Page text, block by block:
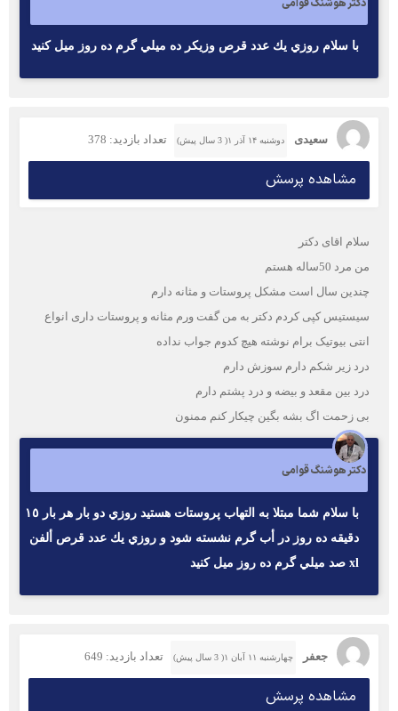
دکتر هوشنگ قوامی
با سلام روزي يك عدد قرص وزيكر ده ميلي گرم ده روز ميل كنيد
سعیدی دوشنبه ۱۴ آذر ۱( 3 سال پیش) تعداد بازدید: 378
مشاهده پرسش
سلام اقای دکتر
من مرد 50ساله هستم
چندین سال است مشکل پروستات و مثانه دارم
سیستیس کپی کردم دکتر به من گفت ورم مثانه و پروستات داری انواع
انتی بیوتیک برام نوشته هیچ کدوم جواب نداده
درد زیر شکم دارم سوزش دارم
درد بین مقعد و بیضه و درد پشتم دارم
بی زحمت اگ بشه بگین چیکار کنم ممنون
دکتر هوشنگ قوامی
با سلام شما مبتلا به التهاب پروستات هستيد روزي دو بار هر بار ١٥
دقيقه ده روز در أب گرم نشسته شود و روزي يك عدد قرص ألفن
xl صد ميلي گرم ده روز ميل كنيد
جعفر چهارشنبه ۱۱ آبان ۱( 3 سال پیش) تعداد بازدید: 649
مشاهده پرسش